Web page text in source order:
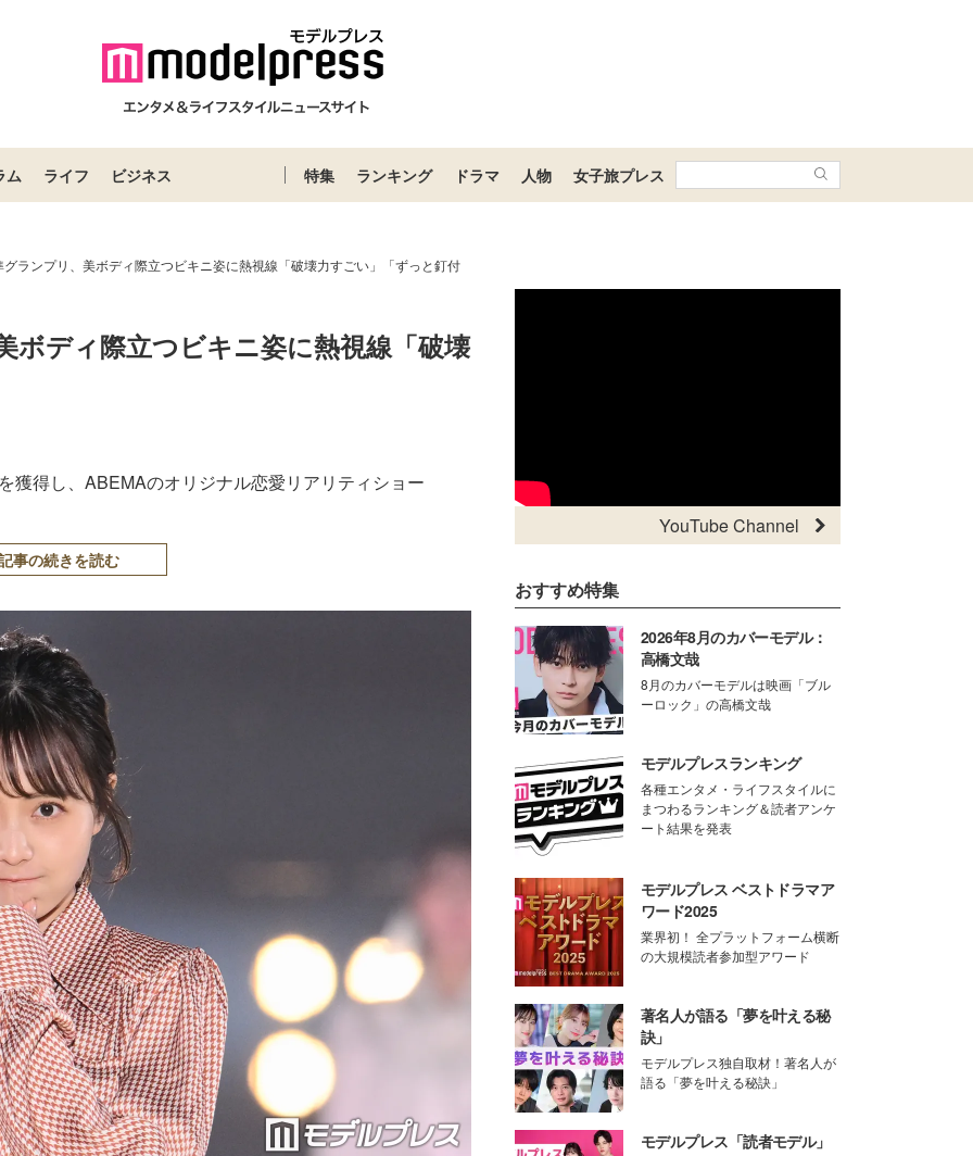
ム ライフ ビジネス 特集 ランキング ドラマ 人物 女子旅プレス
ランプリ、美ボディ際立つビキニ姿に熱視線「破壊力すごい」「ずっと釘付
ボディ際立つビキニ姿に熱視線「破壊
獲得し、ABEMAのオリジナル恋愛リアリティショー
事の続きを読む
YouTube Channel
おすすめ特集
2026年8月のカバーモデル：
高橋文哉
8月のカバーモデルは映画「ブル
ーロック」の高橋文哉
モデルプレスランキング
各種エンタメ・ライフスタイルに
まつわるランキング＆読者アンケ
ート結果を発表
モデルプレス ベストドラマア
ワード2025
業界初！ 全プラットフォーム横断
の大規模読者参加型アワード
著名人が語る「夢を叶える秘
訣」
モデルプレス独自取材！著名人が
語る「夢を叶える秘訣」
モデルプレス「読者モデル」